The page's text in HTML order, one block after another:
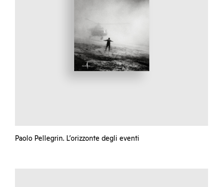
Paolo Pellegrin. L’orizzonte degli eventi